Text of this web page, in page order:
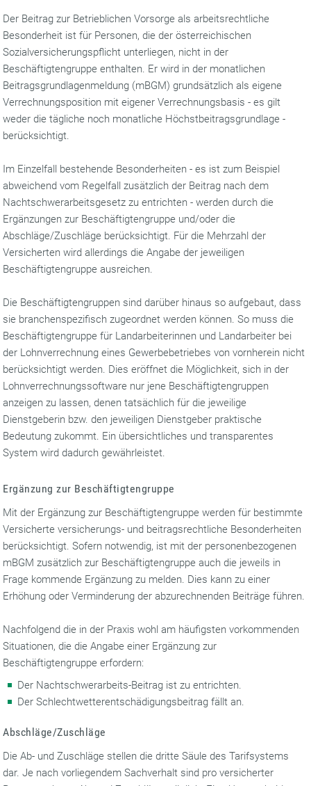
Der Beitrag zur Betrieblichen Vorsorge als arbeitsrechtliche
Besonderheit ist für Personen, die der öster­reichischen
Sozialversicherungspflicht unterliegen, nicht in der
Beschäftigtengruppe enthalten. Er wird in der monatlichen
Beitragsgrundlagenmeldung (mBGM) grundsätzlich als eigene
Verrechnungsposition mit eigener Verrechnungsbasis - es gilt
weder die tägliche noch monatliche Höchstbeitragsgrundlage -
berücksichtigt.
Im Einzelfall bestehende Besonderheiten - es ist zum Beispiel
abweichend vom Regelfall zusätzlich der Beitrag nach dem
Nachtschwerarbeitsgesetz zu entrichten - werden durch die
Ergänzungen zur Beschäftigtengruppe und/oder die
Abschläge/Zuschläge berücksichtigt. Für die Mehrzahl der
Versicherten wird allerdings die Angabe der jeweiligen
Beschäftigtengruppe ausreichen.
Die Beschäftigtengruppen sind darüber hinaus so aufgebaut, dass
sie branchenspezifisch zugeordnet ­werden können. So muss die
Beschäftigtengruppe für Landarbeiterinnen und Landarbeiter bei
der Lohnverrechnung eines Gewerbebetriebes von vornherein nicht
berücksichtigt werden. Dies eröffnet die Möglichkeit, sich in der
Lohnverrechnungssoftware nur jene Beschäftigtengruppen
anzeigen zu lassen, denen tatsächlich für die jeweilige
Dienstgeberin bzw. den jeweiligen Dienstgeber praktische
Bedeutung zukommt. Ein übersichtliches und transparentes
System wird dadurch gewährleistet.
Ergänzung zur Beschäftigtengruppe
Mit der Ergänzung zur Beschäftigtengruppe werden für bestimmte
Versicherte versicherungs- und beitragsrechtliche Besonderheiten
berücksichtigt. Sofern notwendig, ist mit der personenbezogenen
mBGM zusätzlich zur Beschäftigtengruppe auch die jeweils in
Frage kommende Ergänzung zu melden. Dies kann zu einer
Erhöhung oder Verminderung der abzurechnenden Beiträge führen.
Nachfolgend die in der Praxis wohl am häufigsten vorkommenden
Situationen, die die Angabe einer Ergänzung zur
Beschäftigtengruppe erfordern:
Der Nachtschwerarbeits-Beitrag ist zu entrichten.
Der Schlechtwetterentschädigungsbeitrag fällt an.
Abschläge/Zuschläge
Die Ab- und Zuschläge stellen die dritte Säule des Tarifsystems
dar. Je nach vorliegendem Sachverhalt sind pro versicherter